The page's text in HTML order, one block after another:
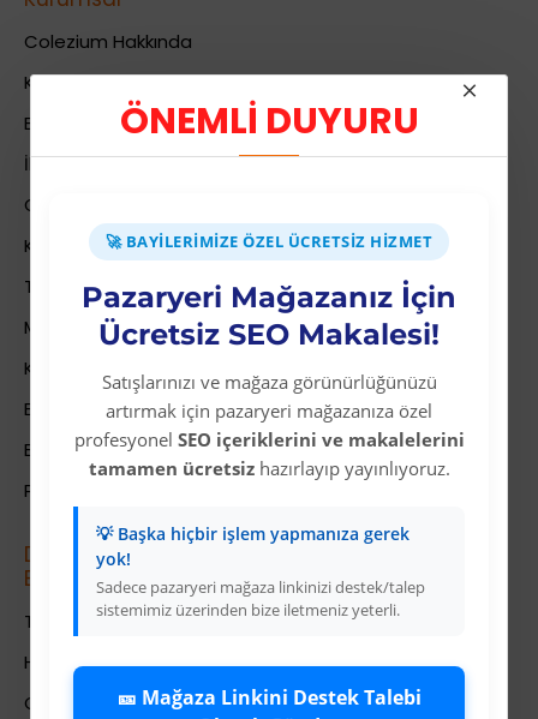
ÖNEMLİ DUYURU
🚀 BAYILERIMIZE ÖZEL ÜCRETSIZ HIZMET
Pazaryeri Mağazanız İçin
Ücretsiz SEO Makalesi!
Satışlarınızı ve mağaza görünürlüğünüzü
artırmak için pazaryeri mağazanıza özel
profesyonel SEO içeriklerini ve makalelerini
tamamen ücretsizhazırlayıp yayınlıyoruz.
💡 Başka hiçbir işlem yapmanıza gerek
yok!
Sadece pazaryeri mağaza linkinizi destek/talep
sistemimiz üzerinden bize iletmeniz yeterli.
🎫 Mağaza Linkini Destek Talebi
Colezium Hakkında
Kurumsal Bilgiler
Banka Hesab Bilgileri
İletişim
Gizlilik Politikası
Kullanıcı Sözleşmesi
Teslimat Bilgileri
Mesafeli Satış Sözleşmesi
Kariyer
Bayi İade Sistemi
Bayi Bakiye Yükleme
Para Puan Sistemi ile Kazanç
Dropshipping (Stoksuz Sat\u0131\u015f)
E\u011fitimleri
Trendyol Dropshipping Eğitimleri
HepsiBurada Dropshipping Eğitimleri
ÇiçekSepeti Dropshipping Eğitimleri